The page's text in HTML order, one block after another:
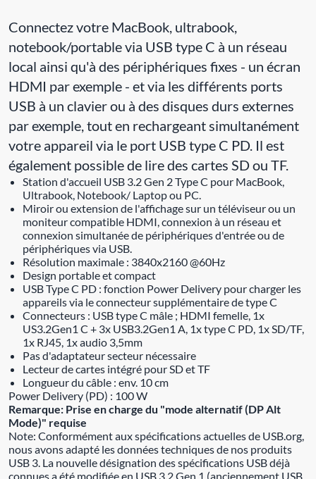
Connectez votre MacBook, ultrabook,
notebook/portable via USB type C à un réseau
local ainsi qu'à des périphériques fixes - un écran
HDMI par exemple - et via les différents ports
USB à un clavier ou à des disques durs externes
par exemple, tout en rechargeant simultanément
votre appareil via le port USB type C PD. Il est
également possible de lire des cartes SD ou TF.
Station d'accueil USB 3.2 Gen 2 Type C pour MacBook,
Ultrabook, Notebook/ Laptop ou PC.
Miroir ou extension de l'affichage sur un téléviseur ou un
moniteur compatible HDMI, connexion à un réseau et
connexion simultanée de périphériques d'entrée ou de
périphériques via USB.
Résolution maximale : 3840x2160 @60Hz
Design portable et compact
USB Type C PD : fonction Power Delivery pour charger les
appareils via le connecteur supplémentaire de type C
Connecteurs : USB type C mâle ; HDMI femelle, 1x
US3.2Gen1 C + 3x USB3.2Gen1 A, 1x type C PD, 1x SD/TF,
1x RJ45, 1x audio 3,5mm
Pas d'adaptateur secteur nécessaire
Lecteur de cartes intégré pour SD et TF
Longueur du câble : env. 10 cm
Power Delivery (PD) : 100 W
Remarque: Prise en charge du "mode alternatif (DP Alt
Mode)" requise
Note: Conformément aux spécifications actuelles de USB.org,
nous avons adapté les données techniques de nos produits
USB 3. La nouvelle désignation des spécifications USB déjà
connues a été modifiée en USB 3.2 Gen 1 (anciennement USB